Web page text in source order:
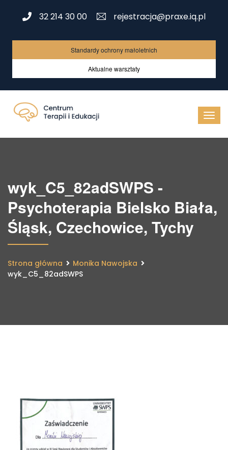
32 214 30 00 rejestracja@praxe.iq.pl
Standardy ochrony małoletnich
Aktualne warsztaty
wyk_C5_82adSWPS -
Psychoterapia Bielsko Biała,
Śląsk, Czechowice, Tychy
Strona główna
Monika Nawojska
wyk_C5_82adSWPS